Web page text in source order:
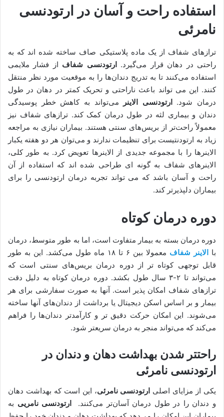
استفاده راحت و آسان در ارتودنسی
نامرئی
ترازهای شفاف از یک ماده پلاستیکی صاف ساخته شده اند که به
راحتی در دهان قرار می‌گیرد.ارتودنسی شفاف از فشار ملایمی
استفاده می‌کنند تا به تدریج دندان‌ها را به موقعیت مورد نظر منتقل
کنند. این می تواند باعث ناراحتی و تحریک کمتر در دهان در طول
درمان شود.ارتودنسی الاینر
می‌تواند به کاهش خطر پوسیدگی
دندان و بیماری لثه در طول درمان کمک کند. ترازهای شفاف نیز
معمولاً راحت‌تر از بریس‌های سنتی هستند. بیماران نیازی به مراجعه
زیاد به ارتودنتیست برای تنظیمات ندارند و می‌توان هر دو هفته یکبار
الاینرها را با مجموعه جدیدی از الاینرها تعویض کرد. به طور کلی،
الاینرهای شفاف به گونه ای طراحی شده اند که استفاده از آن
راحت و آسان باشد که می تواند تجربه درمان ارتودنسی را برای
بیماران دلپذیرتر کند.
دوره درمان کوتاه
دوره درمان بسته به بیمار متفاوت است، اما به طور متوسط، درمان
با الاینر شفاف
معمولا بین ۶ تا ۱۸ ماه طول می‌کشد. این به طور
قابل توجهی کوتاه تر از دوره درمان بریس‌های سنتی است که
می‌تواند تا ۲-۳ سال طول بکشد. دوره درمان کوتاه به دلیل دقت
ترازهای شفاف امکان پذیر است. آنها به صورت سفارشی برای هر
بیمار و بر اساس اسکن دیجیتال یا برداشت از دندان‌های آنها ساخته
می‌شوند. این امکان حرکت دقیق تر و کارآمدتر دندان‌ها را فراهم
می‌کند که می‌تواند منجر به درمان سریعتر شود.
راحتتر شدن بهداشت دهان و دندان در
ارتودنسی نامرئی
یکی از مزایای اصلی ارتودنسی نامرئی، این است که بهداشت دهان
و دندان را در طول درمان آسان‌تر می‌کنند. ارتودنسی نامریی به